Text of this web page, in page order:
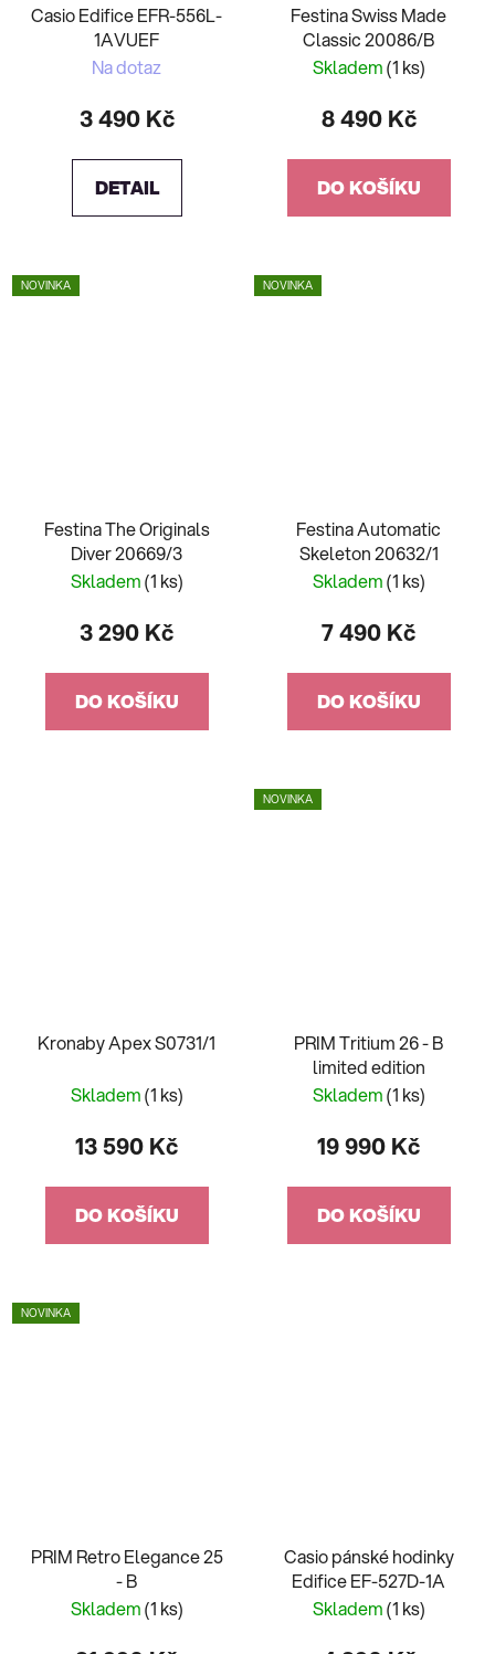
Casio Edifice EFR-556L-
1AVUEF
Na dotaz
3 490 Kč
DETAIL
Festina Swiss Made
Classic 20086/B
Skladem(1 ks)
8 490 Kč
DO KOŠÍKU
NOVINKA
Festina The Originals
Diver 20669/3
Skladem(1 ks)
3 290 Kč
DO KOŠÍKU
NOVINKA
Festina Automatic
Skeleton 20632/1
Skladem(1 ks)
7 490 Kč
DO KOŠÍKU
Kronaby Apex S0731/1
Skladem(1 ks)
13 590 Kč
DO KOŠÍKU
NOVINKA
PRIM Tritium 26 - B
limited edition
Skladem(1 ks)
19 990 Kč
DO KOŠÍKU
NOVINKA
PRIM Retro Elegance 25
- B
Skladem(1 ks)
Casio pánské hodinky
Edifice EF-527D-1A
Skladem(1 ks)